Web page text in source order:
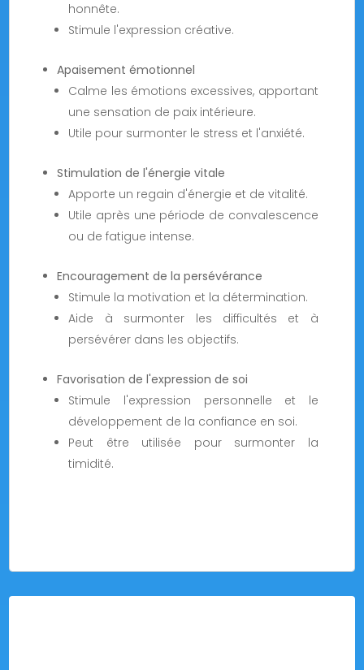
honnête.
Stimule l'expression créative.
Apaisement émotionnel
Calme les émotions excessives, apportant
une sensation de paix intérieure.
Utile pour surmonter le stress et l'anxiété.
Stimulation de l'énergie vitale
Apporte un regain d'énergie et de vitalité.
Utile après une période de convalescence
ou de fatigue intense.
Encouragement de la persévérance
Stimule la motivation et la détermination.
Aide à surmonter les difficultés et à
persévérer dans les objectifs.
Favorisation de l'expression de soi
Stimule l'expression personnelle et le
développement de la confiance en soi.
Peut être utilisée pour surmonter la
timidité.